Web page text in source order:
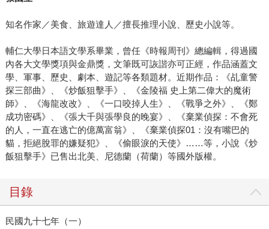
知名作家／美食、旅遊達人／擅長推理小說、歷史小說等。
輔仁大學日本語文學系畢業，曾任《時報周刊》總編輯，得過國
內各大文學獎項與金鼎獎，文筆既可詼諧亦可正經，作品涵蓋文
學、軍事、歷史、劇本、遊記等各類題材。近期作品：《乩童警
探三部曲》、《炒飯狙擊手》、《金陵福 史上第二偉大的魔術
師》、《海龍改改》、《一口咬掉人生》、《戰爭之外》、《鄭
成功密碼》、《張大千與張學良的晚宴》、《棄業偵探：不會死
的人，一直在逃亡的億萬富翁》、《棄業偵探01：沒有嘴巴的
貓，拒絕脫罪的嫌疑犯》、《偷眼淚的天使》……等，小說《炒
飯狙擊手》已售出北美、尼德蘭（荷蘭）等國外版權。
目錄
民國九十七年（一）